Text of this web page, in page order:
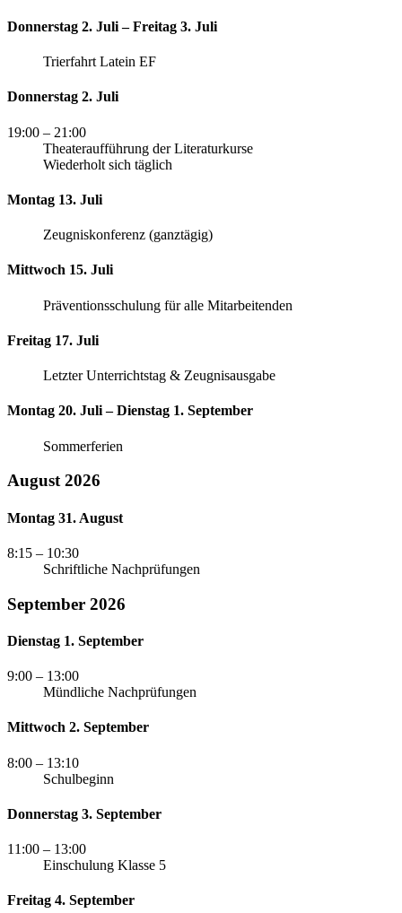
Donnerstag 2. Juli – Freitag 3. Juli
Trierfahrt Latein EF
Donnerstag 2. Juli
19:00 – 21:00
Theateraufführung der Literaturkurse
Wiederholt sich täglich
Montag 13. Juli
Zeugniskonferenz (ganztägig)
Mittwoch 15. Juli
Präventionsschulung für alle Mitarbeitenden
Freitag 17. Juli
Letzter Unterrichtstag & Zeugnisausgabe
Montag 20. Juli – Dienstag 1. September
Sommerferien
August 2026
Montag 31. August
8:15 – 10:30
Schriftliche Nachprüfungen
September 2026
Dienstag 1. September
9:00 – 13:00
Mündliche Nachprüfungen
Mittwoch 2. September
8:00 – 13:10
Schulbeginn
Donnerstag 3. September
11:00 – 13:00
Einschulung Klasse 5
Freitag 4. September